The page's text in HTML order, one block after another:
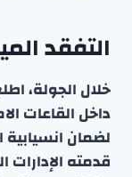
التفقد
خلال الجولة،
داخل القاعات
لضمان
قدمته الإدارات